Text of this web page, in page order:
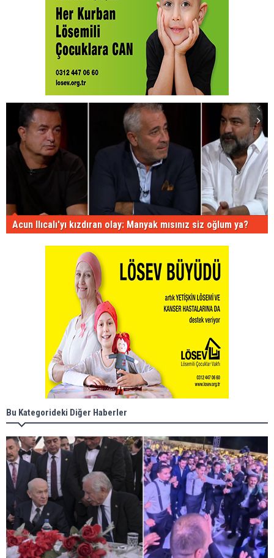
Acun Ilıcalı'yı kızdıran olay: Manyak mısınız siz oğlum ya?
Bu Kategorideki Diğer Haberler